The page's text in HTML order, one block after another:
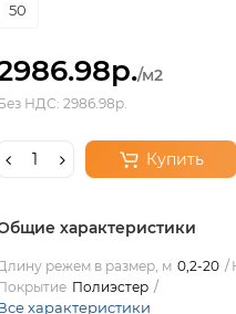
50
/м2
НДС: 2986.98р.
Купить
характеристики
режем в размер, м 0,2-20
Полиэстер
характеристики